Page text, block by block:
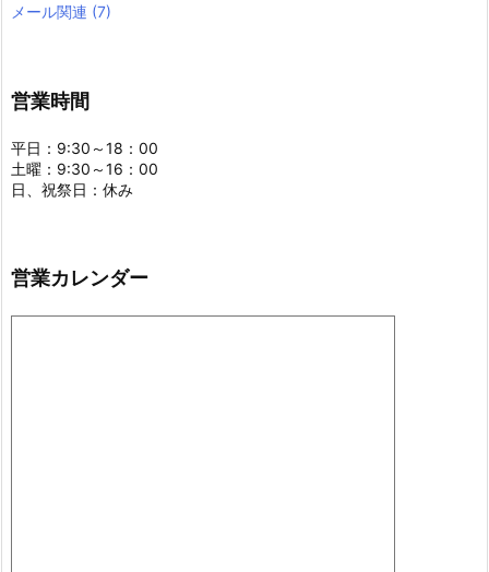
メール関連 (7)
営業時間
平日：9:30～18：00
土曜：9:30～16：00
日、祝祭日：休み
営業カレンダー